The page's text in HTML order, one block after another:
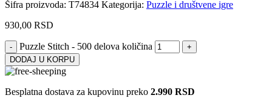
Šifra proizvoda: T74834 Kategorija: Puzzle i društvene igre
930,00 RSD
Puzzle Stitch - 500 delova količina
DODAJ U KORPU
Besplatna dostava za kupovinu preko 2.990 RSD